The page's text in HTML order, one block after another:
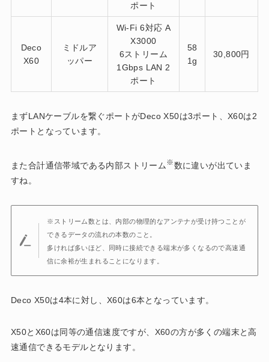
ポート
Deco
X60
ミドルア
ッパー
Wi-Fi 6対応 A
X3000
6ストリーム
1Gbps LAN 2
ポート
58
1g
30,800円
まずLANケーブルを繋ぐポートがDeco X50は3ポート、X60は2
ポートとなっています。
また合計通信帯域である内部ストリーム ※数に違いが出ていま
すね。
※ストリーム数とは、内部の物理的なアンテナが受け持つことが
できるデータの流れの本数のこと。
多ければ多いほど、同時に接続できる端末が多くなるので高速通
信に余裕が生まれることになります。
Deco X50は4本に対し、X60は6本となっています。
X50とX60は同等の通信速度ですが、X60の方が多くの端末と高
速通信できるモデルとなります。